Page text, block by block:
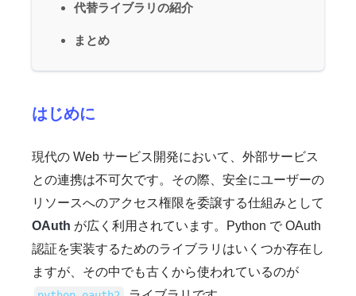
代替ライブラリの紹介
まとめ
はじめに
現代の Web サービス開発において、外部サービス
との連携は不可欠です。その際、安全にユーザーの
リソースへのアクセス権限を委譲する仕組みとして
OAuth が広く利用されています。Python で OAuth
認証を実装するためのライブラリはいくつか存在し
ますが、その中でも古くから使われているのが